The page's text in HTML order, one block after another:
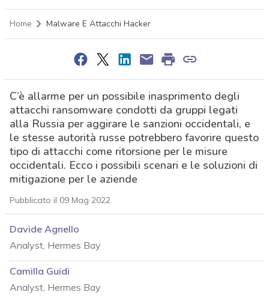
Home Malware E Attacchi Hacker
C’è allarme per un possibile inasprimento degli
attacchi ransomware condotti da gruppi legati
alla Russia per aggirare le sanzioni occidentali, e
le stesse autorità russe potrebbero favorire questo
tipo di attacchi come ritorsione per le misure
occidentali. Ecco i possibili scenari e le soluzioni di
mitigazione per le aziende
Pubblicato il 09 Mag 2022
Davide Agnello
Analyst, Hermes Bay
Camilla Guidi
Analyst, Hermes Bay